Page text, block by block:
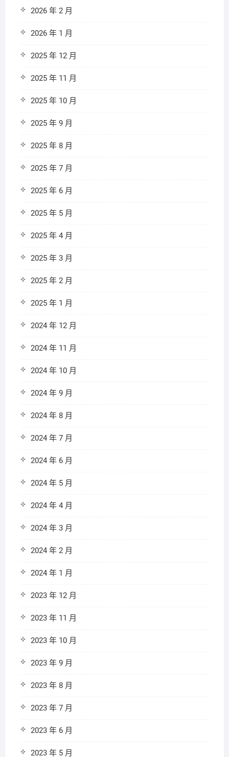
2026 年 2 月
2026 年 1 月
2025 年 12 月
2025 年 11 月
2025 年 10 月
2025 年 9 月
2025 年 8 月
2025 年 7 月
2025 年 6 月
2025 年 5 月
2025 年 4 月
2025 年 3 月
2025 年 2 月
2025 年 1 月
2024 年 12 月
2024 年 11 月
2024 年 10 月
2024 年 9 月
2024 年 8 月
2024 年 7 月
2024 年 6 月
2024 年 5 月
2024 年 4 月
2024 年 3 月
2024 年 2 月
2024 年 1 月
2023 年 12 月
2023 年 11 月
2023 年 10 月
2023 年 9 月
2023 年 8 月
2023 年 7 月
2023 年 6 月
2023 年 5 月